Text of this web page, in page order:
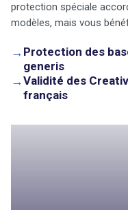
protection spéciale
modèles, mais vous
→ Protection des
generis
→Validité des
français